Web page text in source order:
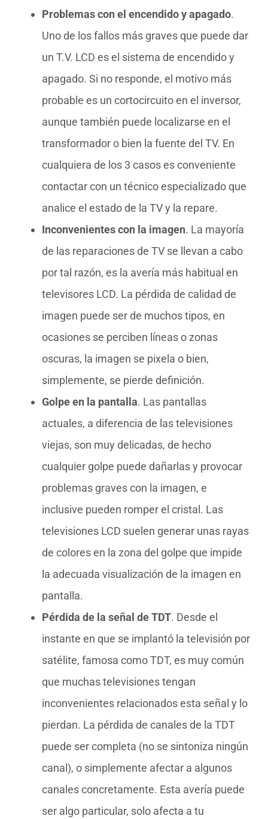
Problemas con el encendido y apagado.
Uno de los fallos más graves que puede dar
un T.V. LCD es el sistema de encendido y
apagado. Si no responde, el motivo más
probable es un cortocircuito en el inversor,
aunque también puede localizarse en el
transformador o bien la fuente del TV. En
cualquiera de los 3 casos es conveniente
contactar con un técnico especializado que
analice el estado de la TV y la repare.
Inconvenientes con la imagen. La mayoría
de las reparaciones de TV se llevan a cabo
por tal razón, es la avería más habitual en
televisores LCD. La pérdida de calidad de
imagen puede ser de muchos tipos, en
ocasiones se perciben líneas o zonas
oscuras, la imagen se pixela o bien,
simplemente, se pierde definición.
Golpe en la pantalla. Las pantallas
actuales, a diferencia de las televisiones
viejas, son muy delicadas, de hecho
cualquier golpe puede dañarlas y provocar
problemas graves con la imagen, e
inclusive pueden romper el cristal. Las
televisiones LCD suelen generar unas rayas
de colores en la zona del golpe que impide
la adecuada visualización de la imagen en
pantalla.
Pérdida de la señal de TDT. Desde el
instante en que se implantó la televisión por
satélite, famosa como TDT, es muy común
que muchas televisiones tengan
inconvenientes relacionados esta señal y lo
pierdan. La pérdida de canales de la TDT
puede ser completa (no se sintoniza ningún
canal), o simplemente afectar a algunos
canales concretamente. Esta avería puede
ser algo particular, solo afecta a tu